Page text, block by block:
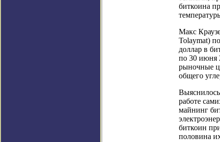
биткоина
Макс
Tolaymat)
доллар в
по 30 июня
рыночные
общего
работе
майнинг
биткоин
половина